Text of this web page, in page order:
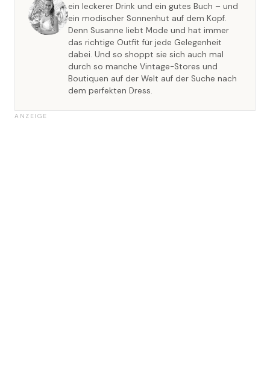
ein leckerer Drink und ein gutes Buch – und
ein modischer Sonnenhut auf dem Kopf.
Denn Susanne liebt Mode und hat immer
das richtige Outfit für jede Gelegenheit
dabei. Und so shoppt sie sich auch mal
durch so manche Vintage-Stores und
Boutiquen auf der Welt auf der Suche nach
dem perfekten Dress.
ANZEIGE